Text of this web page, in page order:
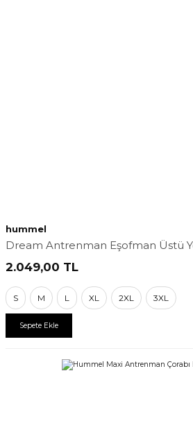
hummel
Dream Antrenman Eşofman Üstü
2.049,00 TL
S M L XL 2XL 3XL
Sepete Ekle